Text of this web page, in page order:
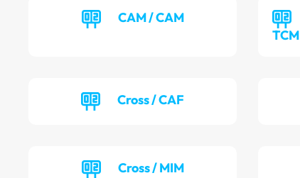
CAM / CAM
TCM
Cross / CAF
Cross / MIM